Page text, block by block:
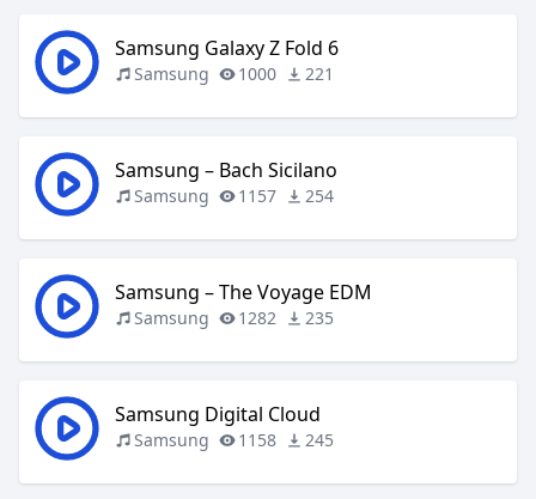
Samsung Galaxy Z Fold 6
Samsung 1000 221
Samsung – Bach Sicilano
Samsung 1157 254
Samsung – The Voyage EDM
Samsung 1282 235
Samsung Digital Cloud
Samsung 1158 245